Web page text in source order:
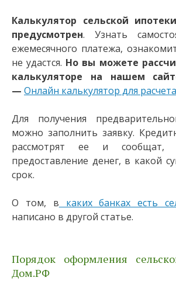
Калькулятор сельской
предусмотрен. Узнать
ежемесячного платежа,
не удастся. Но вы можете
калькуляторе на нашем
— Онлайн калькулятор для
Для получения
можно заполнить заявку.
рассмотрят ее и сообщат,
предоставление денег, в какой
срок.
О том, в каких банках есть
написано в другой статье.
Порядок оформления
Дом.РФ